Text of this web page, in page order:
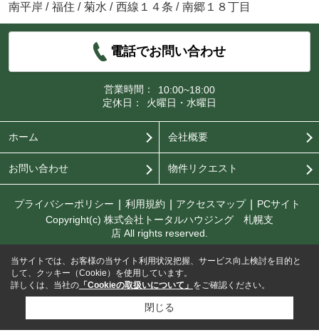
南平岸 / 福住 / 菊水 / 西線１４条 / 南郷１８丁目
電話でお問い合わせ
営業時間：
10:00~18:00
定休日：
火曜日・水曜日
ホーム 会社概要
お問い合わせ 物件リクエスト
プライバシーポリシー 利用規約 アクセスマップ
PCサイト
Copyright(c) 株式会社トータルハウジング 札幌支
店 All rights reserved.
当サイトでは、お客様の当サイト利用状況把握、サービス向上検討を目的と
して、クッキー（Cookie）を使用しています。
詳しくは、当社の 「Cookieの取扱いについて」 をご確認ください。
閉じる